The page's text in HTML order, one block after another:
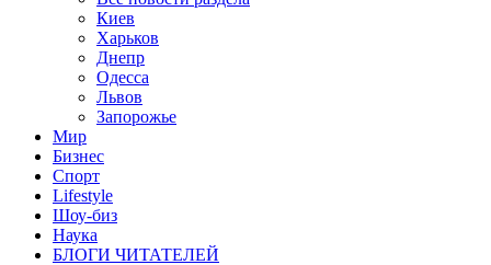
Киев
Харьков
Днепр
Одесса
Львов
Запорожье
Мир
Бизнес
Спорт
Lifestyle
Шоу-биз
Наука
БЛОГИ ЧИТАТЕЛЕЙ